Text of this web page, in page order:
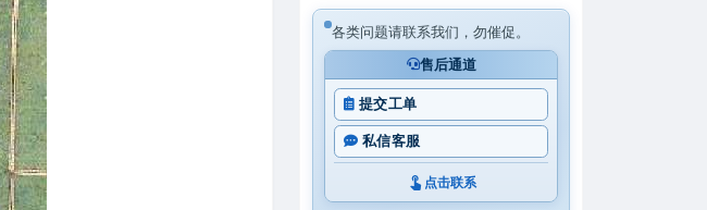
各类问题请联系我们，勿催促。
售后通道
提交工单
私信客服
点击联系